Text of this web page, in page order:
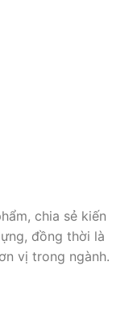
chia sẻ kiến
đồng thời là
vị trong ngành.